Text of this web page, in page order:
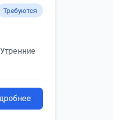
Требуются